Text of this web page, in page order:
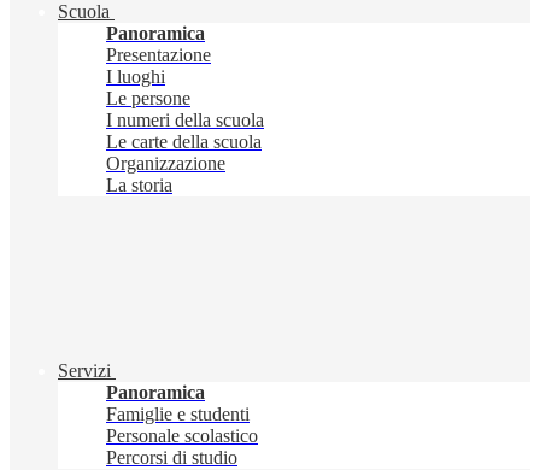
Scuola
Panoramica
Presentazione
I luoghi
Le persone
I numeri della scuola
Le carte della scuola
Organizzazione
La storia
Servizi
Panoramica
Famiglie e studenti
Personale scolastico
Percorsi di studio